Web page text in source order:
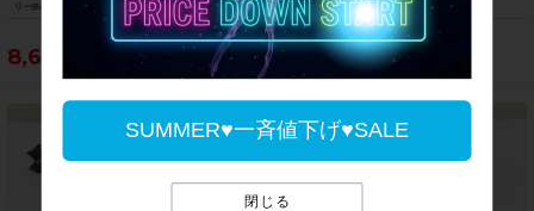
SUMMER♥一斉値下げ♥SALE
閉じる
リー(BA-3.4) 充電クレードル3(CRA-00
8,690円
済み
43,890円
L CASE
5,390円